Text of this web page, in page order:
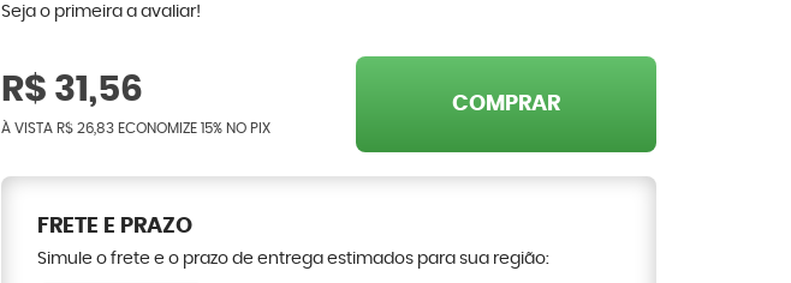
Seja o primeira a avaliar!
R$ 31,56
À VISTA R$ 26,83 ECONOMIZE 15% NO PIX
COMPRAR
FRETE E PRAZO
Simule o frete e o prazo de entrega estimados para sua região: